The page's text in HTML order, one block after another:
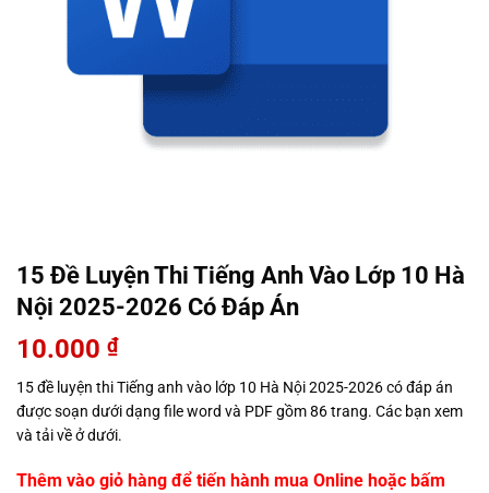
15 Đề Luyện Thi Tiếng Anh Vào Lớp 10 Hà
Nội 2025-2026 Có Đáp Án
10.000 ₫
15 đề luyện thi Tiếng anh vào lớp 10 Hà Nội 2025-2026 có đáp án
được soạn dưới dạng file word và PDF gồm 86 trang. Các bạn xem
và tải về ở dưới.
Thêm vào giỏ hàng để tiến hành mua Online hoặc bấm